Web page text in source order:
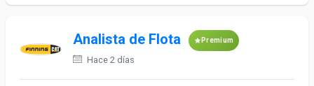
Analista de Flota Premium
Hace 2 días